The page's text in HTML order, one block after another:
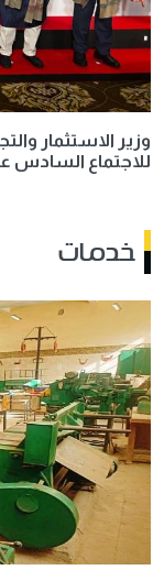
وزير الاستثمار
للاجتماع السادس
خدمات